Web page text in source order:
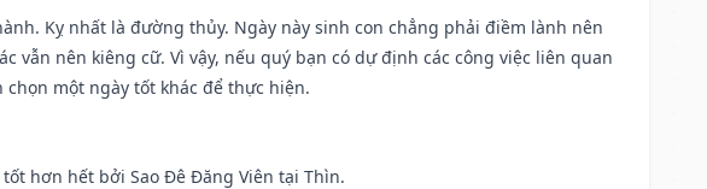
Kỵ nhất là đường thủy. Ngày này sinh con chẳng phải điềm lành nên
vẫn nên kiêng cữ. Vì vậy, nếu quý bạn có dự định các công việc liên quan
một ngày tốt khác để thực hiện.
hơn hết bởi Sao Đê Đăng Viên tại Thìn.